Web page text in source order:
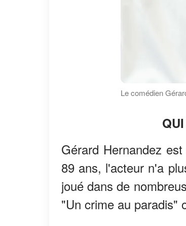
Le comédien
Gérard Hernandez
89 ans, l'acteur n'a
joué dans de
"Un crime au paradis"